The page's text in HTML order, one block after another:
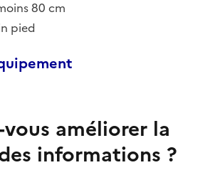
80 cm
pied
améliorer la
informations ?